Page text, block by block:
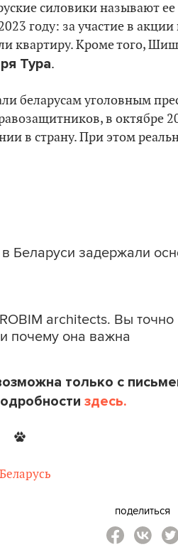
силовики называют ее
году: за участие в
квартиру. Кроме того,
Тура.
беларусам уголовным
в октябре
в страну. При этом
задержали
architects. Вы точно
почему она важна
только с
здесь.
поделиться